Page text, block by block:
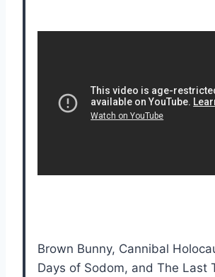
Brown Bunny, Cannibal
Days of Sodom, and The Last